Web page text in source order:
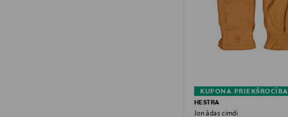
KUPONA PRIEKŠROCĪBA
HESTRA
Jon ādas cimdi